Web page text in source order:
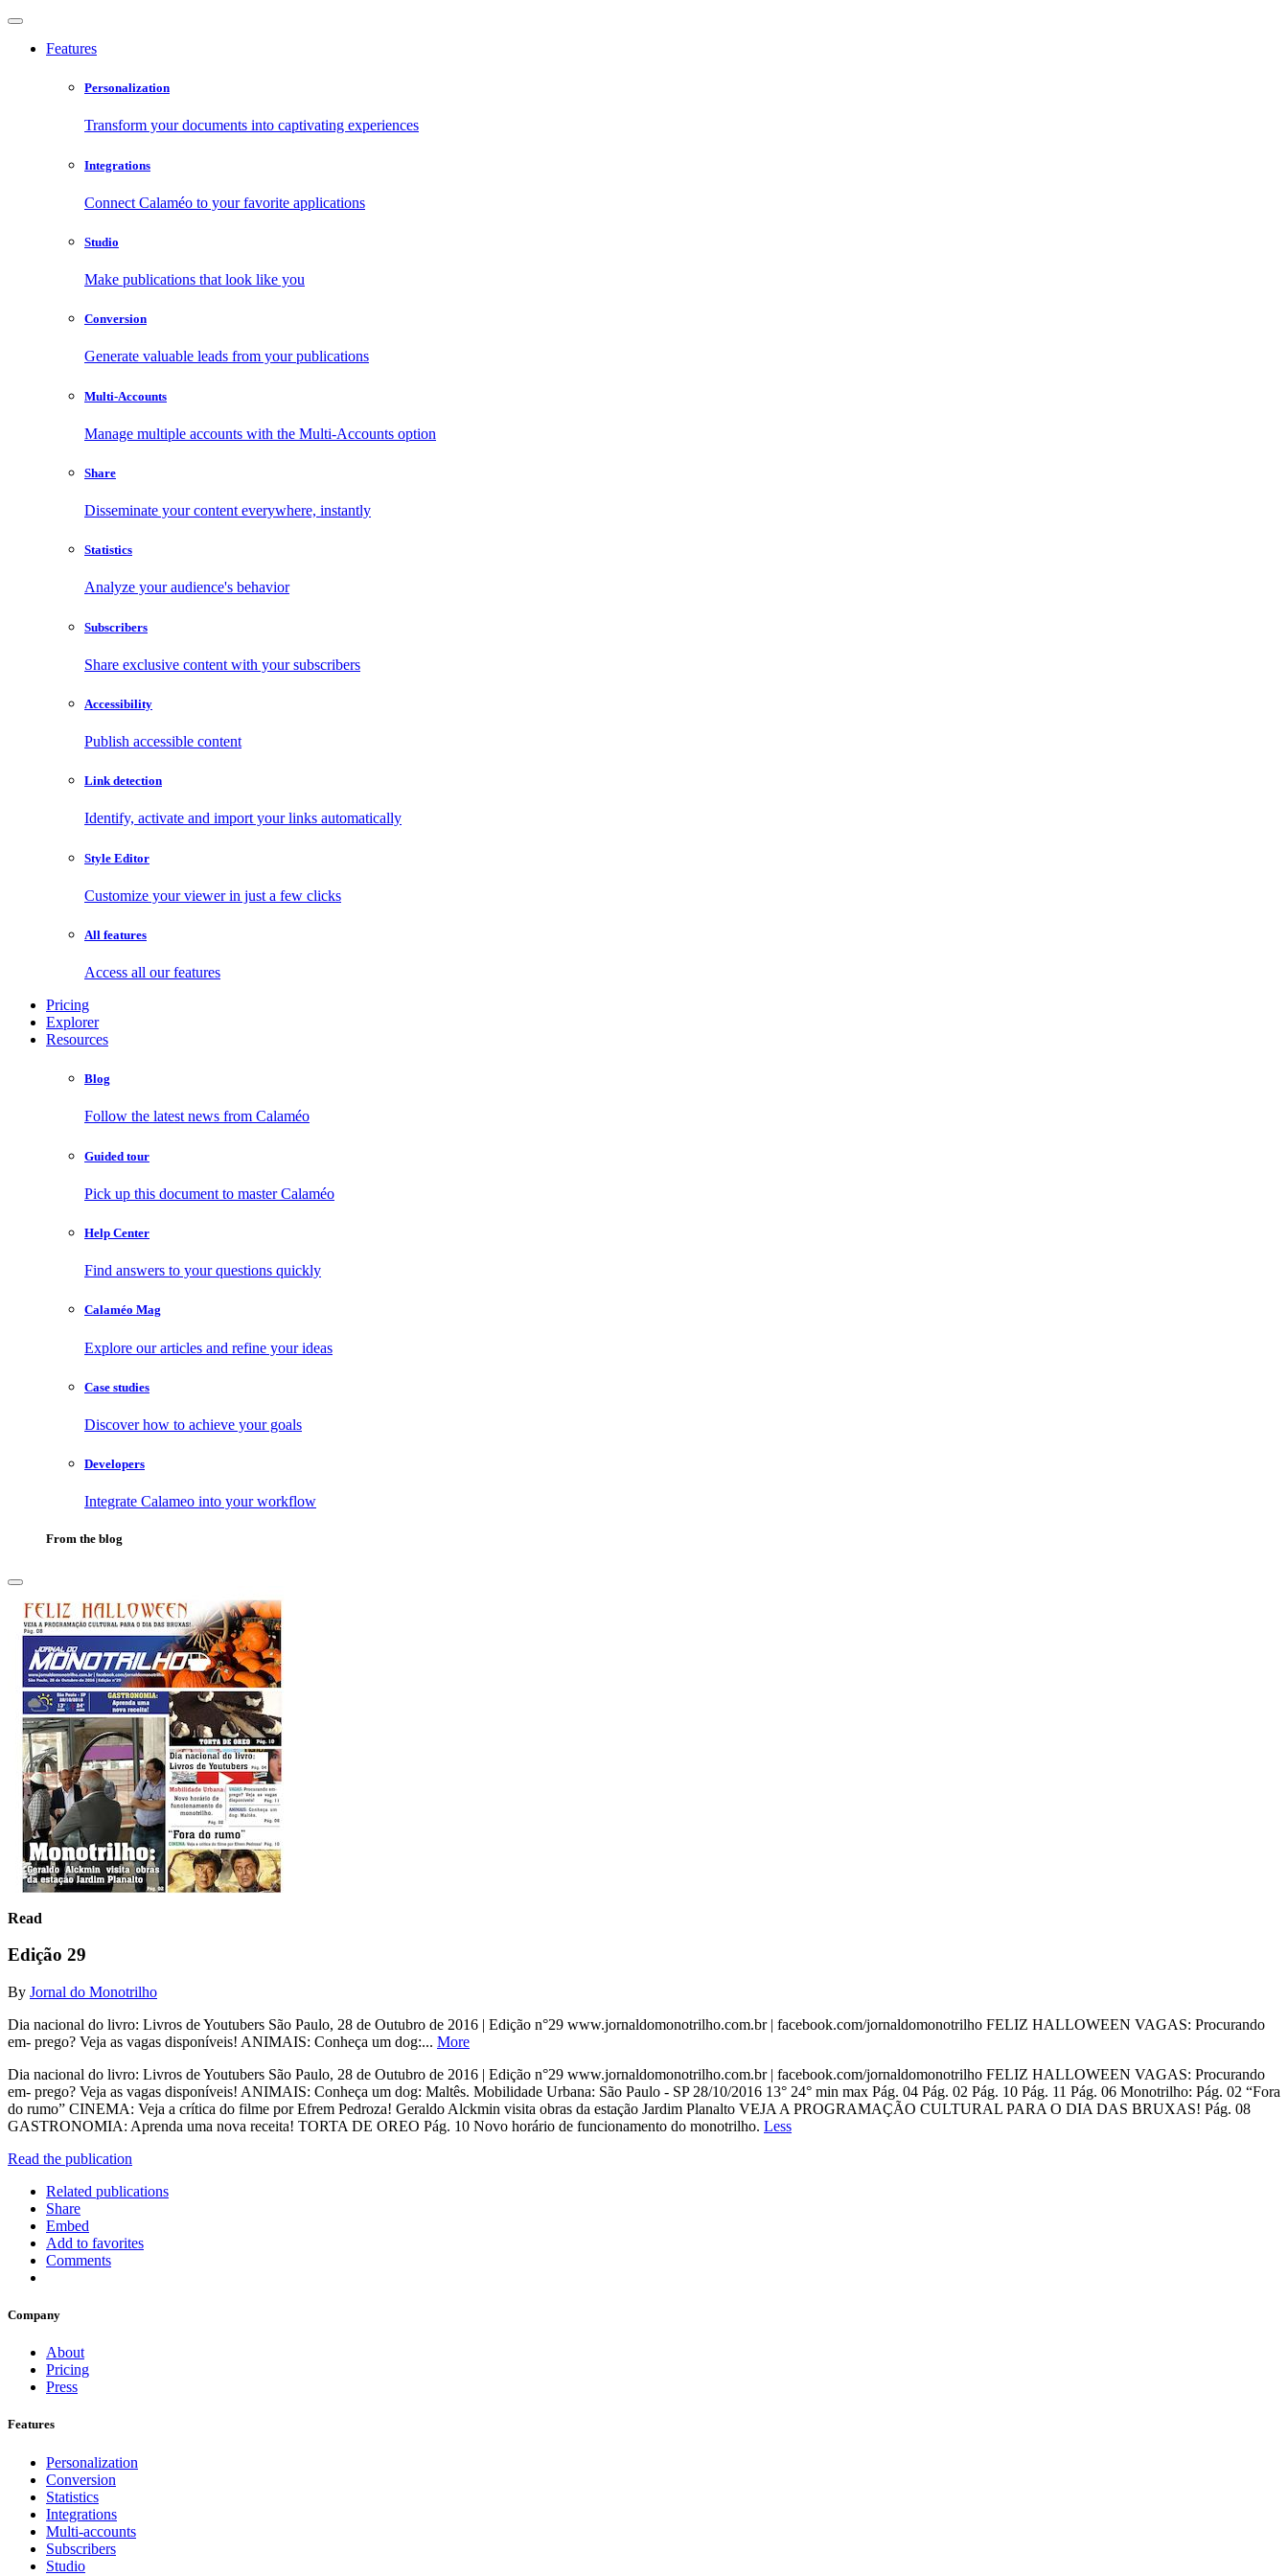
Features
Personalization
Transform your documents into captivating experiences
Integrations
Connect Calaméo to your favorite applications
Studio
Make publications that look like you
Conversion
Generate valuable leads from your publications
Multi-Accounts
Manage multiple accounts with the Multi-Accounts option
Share
Disseminate your content everywhere, instantly
Statistics
Analyze your audience's behavior
Subscribers
Share exclusive content with your subscribers
Accessibility
Publish accessible content
Link detection
Identify, activate and import your links automatically
Style Editor
Customize your viewer in just a few clicks
All features
Access all our features
Pricing
Explorer
Resources
Blog
Follow the latest news from Calaméo
Guided tour
Pick up this document to master Calaméo
Help Center
Find answers to your questions quickly
Calaméo Mag
Explore our articles and refine your ideas
Case studies
Discover how to achieve your goals
Developers
Integrate Calameo into your workflow
From the blog
Read
Edição 29
By Jornal do Monotrilho
Dia nacional do livro: Livros de Youtubers São Paulo, 28 de Outubro de 2016 | Edição n°29 www.jornaldomonotrilho.com.br | facebook.com/jornaldomonotrilho FELIZ HALLOWEEN VAGAS: Procurando
em- prego? Veja as vagas disponíveis! ANIMAIS: Conheça um dog:... More
Dia nacional do livro: Livros de Youtubers São Paulo, 28 de Outubro de 2016 | Edição n°29 www.jornaldomonotrilho.com.br | facebook.com/jornaldomonotrilho FELIZ HALLOWEEN VAGAS: Procurando
em- prego? Veja as vagas disponíveis! ANIMAIS: Conheça um dog: Maltês. Mobilidade Urbana: São Paulo - SP 28/10/2016 13° 24° min max Pág. 04 Pág. 02 Pág. 10 Pág. 11 Pág. 06 Monotrilho: Pág. 02 “Fora
do rumo” CINEMA: Veja a crítica do filme por Efrem Pedroza! Geraldo Alckmin visita obras da estação Jardim Planalto VEJA A PROGRAMAÇÃO CULTURAL PARA O DIA DAS BRUXAS! Pág. 08
GASTRONOMIA: Aprenda uma nova receita! TORTA DE OREO Pág. 10 Novo horário de funcionamento do monotrilho. Less
Read the publication
Related publications
Share
Embed
Add to favorites
Comments
Company
About
Pricing
Press
Features
Personalization
Conversion
Statistics
Integrations
Multi-accounts
Subscribers
Studio